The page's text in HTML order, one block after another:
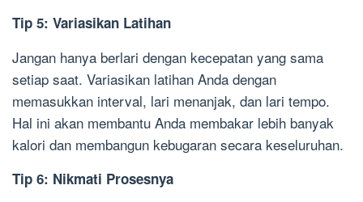
Tip 5: Variasikan Latihan
Jangan hanya berlari dengan kecepatan yang sama
setiap saat. Variasikan latihan Anda dengan
memasukkan interval, lari menanjak, dan lari tempo.
Hal ini akan membantu Anda membakar lebih banyak
kalori dan membangun kebugaran secara keseluruhan.
Tip 6: Nikmati Prosesnya